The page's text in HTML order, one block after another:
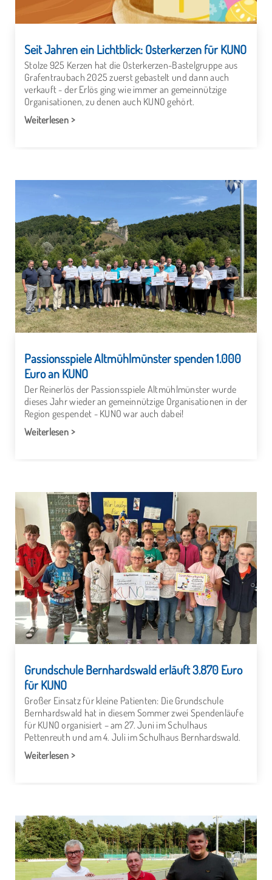
Seit Jahren ein Lichtblick: Osterkerzen für KUNO
Stolze 925 Kerzen hat die Osterkerzen-Bastelgruppe aus
Grafentraubach 2025 zuerst gebastelt und dann auch
verkauft - der Erlös ging wie immer an gemeinnützige
Organisationen, zu denen auch KUNO gehört.
Weiterlesen
Passionsspiele Altmühlmünster spenden 1.000
Euro an KUNO
Der Reinerlös der Passionsspiele Altmühlmünster wurde
dieses Jahr wieder an gemeinnützige Organisationen in der
Region gespendet - KUNO war auch dabei!
Weiterlesen
Grundschule Bernhardswald erläuft 3.870 Euro
für KUNO
Großer Einsatz für kleine Patienten: Die Grundschule
Bernhardswald hat in diesem Sommer zwei Spendenläufe
für KUNO organisiert – am 27. Juni im Schulhaus
Pettenreuth und am 4. Juli im Schulhaus Bernhardswald.
Weiterlesen